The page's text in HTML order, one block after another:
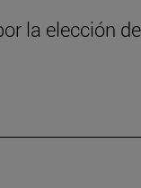
la elección